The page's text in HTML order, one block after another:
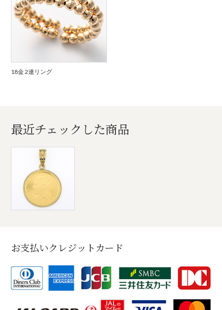
18金 2連リング
最近チェックした商品
お支払いクレジットカード